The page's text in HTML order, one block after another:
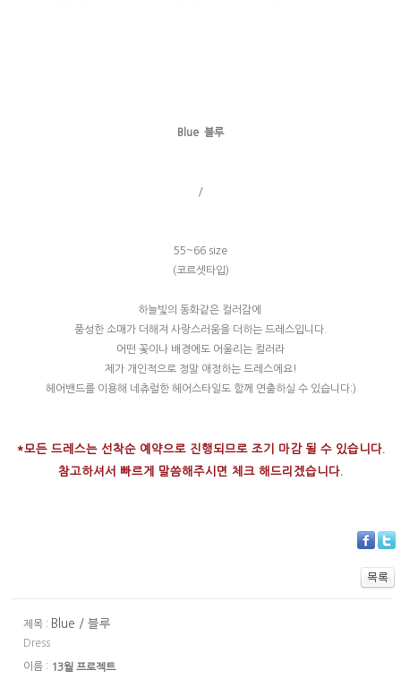
Blue 블루
/
55~66 size
(코르셋타입)
하늘빛의 동화같은 컬러감에
풍성한 소매가 더해져 사랑스러움을 더하는 드레스입니다.
어떤 꽃이나 배경에도 어울리는 컬러라
제가 개인적으로 정말 애정하는 드레스에요!
헤어밴드를 이용해 네츄럴한 헤어스타일도 함께 연출하실 수 있습니다:)
*모든 드레스는 선착순 예약으로 진행되므로 조기 마감 될 수 있습니다.
참고하셔서 빠르게 말씀해주시면 체크 해드리겠습니다.
제목 : Blue / 블루
Dress
이름 : 13월 프로젝트